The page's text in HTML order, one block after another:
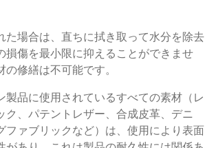
た場合は、直ちに拭き取って水分を除去
損傷を最小限に抑えることができませ
修繕は不可能です。
製品に使用されているすべての素材（レ
ク、パテントレザー、合成皮革、デニ
ファブリックなど）は、使用により表面